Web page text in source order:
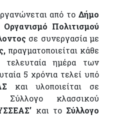
από το Δήμο
Οργανισμό Πολιτισμού
σε συνεργασία με
πραγματοποιείται κάθε
τελευταία ημέρα των
5 χρόνια τελεί υπό
και υλοποιείται σε
κλασσικού
και το Σύλλογο